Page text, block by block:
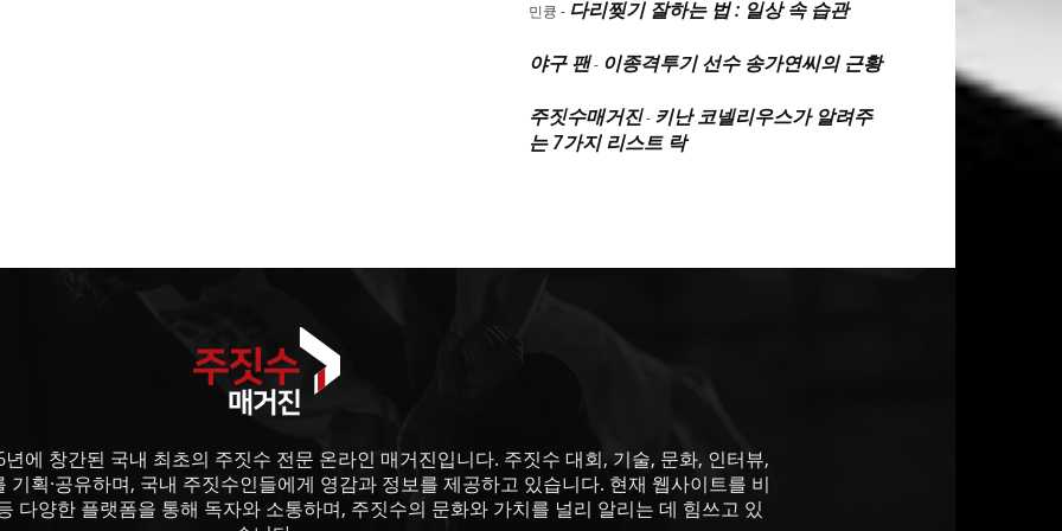
민큥 - 다리찢기 잘하는 법 : 일상 속 습관
야구 팬- 이종격투기 선수 송가연씨의 근황
주짓수매거진- 키난 코넬리우스가 알려주
는 7가지 리스트 락
에 창간된 국내 최초의 주짓수 전문 온라인 매거진입니다. 주짓수 대회, 기술, 문화, 인터뷰,
기획·공유하며, 국내 주짓수인들에게 영감과 정보를 제공하고 있습니다. 현재 웹사이트를 비
다양한 플랫폼을 통해 독자와 소통하며, 주짓수의 문화와 가치를 널리 알리는 데 힘쓰고 있